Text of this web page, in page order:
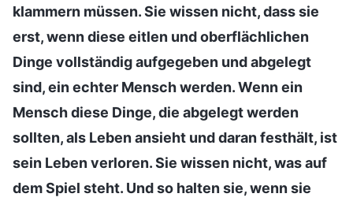
klammern müssen. Sie wissen nicht, dass sie
erst, wenn diese eitlen und oberflächlichen
Dinge vollständig aufgegeben und abgelegt
sind, ein echter Mensch werden. Wenn ein
Mensch diese Dinge, die abgelegt werden
sollten, als Leben ansieht und daran festhält, ist
sein Leben verloren. Sie wissen nicht, was auf
dem Spiel steht. Und so halten sie, wenn sie